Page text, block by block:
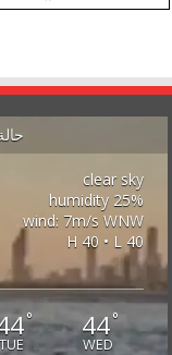
clear sky
25% humidity
wind: 7m/s WNW
H 40 • L 40
°
TUE
44°
WED